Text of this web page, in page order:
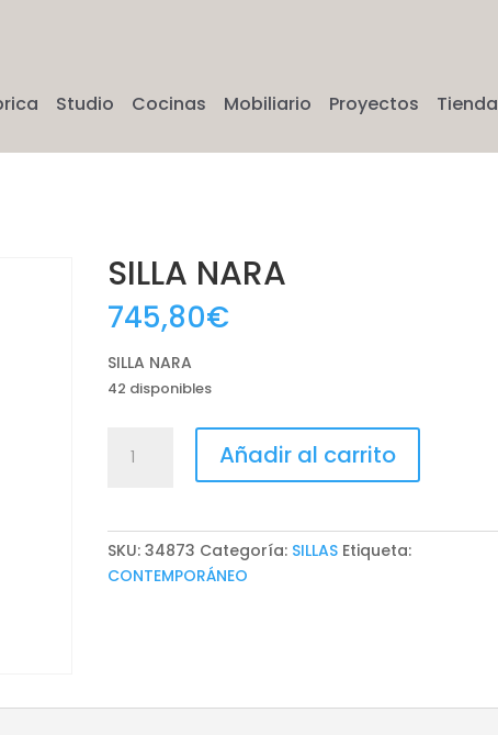
Studio Cocinas Mobiliario Proyectos Tienda
SILLA NARA
745,80€
SILLA NARA
42 disponibles
NARA
Añadir al carrito
SKU:34873 Categoría: SILLAS Etiqueta:
CONTEMPORÁNEO